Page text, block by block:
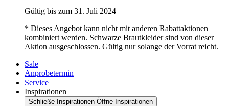
Gültig bis zum 31. Juli 2024
* Dieses Angebot kann nicht mit anderen Rabattaktionen
kombiniert werden. Schwarze Brautkleider sind von dieser
Aktion ausgeschlossen. Gültig nur solange der Vorrat reicht.
Sale
Anprobetermin
Service
Inspirationen
Schließe Inspirationen Öffne Inspirationen